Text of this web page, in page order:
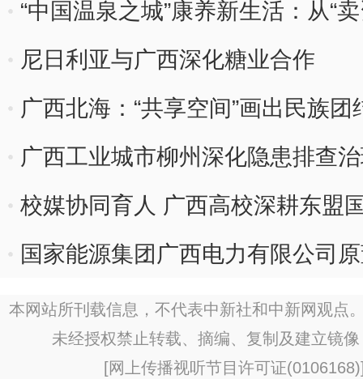
“中国温泉之城”康养新生活：从“
尼日利亚与广西深化糖业合作
广西北海：“共享空间”画出民族团
广西工业城市柳州深化隐患排查
校媒协同育人 广西高校深耕东盟
国家能源集团广西电力有限公司
本网站所刊载信息，不代表中新社和中新网观点
未经授权禁止转载、摘编、复制及建立镜
[网上传播视听节目许可证(0106168)